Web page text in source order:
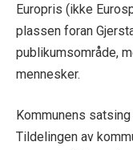
Europris (ikke
plassen foran
publikumsområde,
mennesker.
Kommunens
Tildelingen av